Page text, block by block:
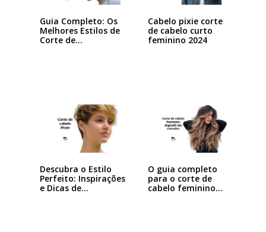
Guia Completo: Os
Melhores Estilos de
Corte de…
Cabelo pixie corte
de cabelo curto
feminino 2024
Descubra o Estilo
Perfeito: Inspirações
e Dicas de…
O guia completo
para o corte de
cabelo feminino…